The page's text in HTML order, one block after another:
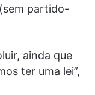
partido-
ainda que
ter uma lei”,